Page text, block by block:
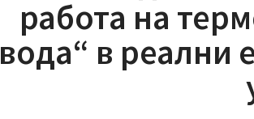
работа на
вода“ в реални